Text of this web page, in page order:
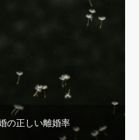
の正しい離婚率